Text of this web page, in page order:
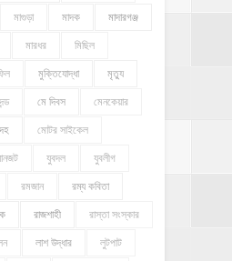
মাগুড়া মাদক মাদারগঞ্জ
মারধর মিছিল
মুক্তিযোদ্ধা মৃত্যু
মে দিবস মেনকেয়ার
মোটর সাইকেল
যুবদল যুবলীগ
রমজান রম্য কবিতা
রাজশাহী রাস্তা সংস্কার
লাশ উদ্ধার লুটপাট